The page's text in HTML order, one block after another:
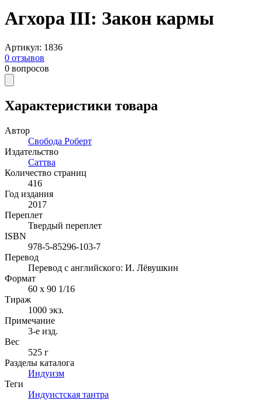
Агхора III: Закон кармы
Артикул: 1836
0 отзывов
0 вопросов
Характеристики товара
Автор
Свобода Роберт
Издательство
Саттва
Количество страниц
416
Год издания
2017
Переплет
Твердый переплет
ISBN
978-5-85296-103-7
Перевод
Перевод с английского: И. Лёвушкин
Формат
60 x 90 1/16
Тираж
1000 экз.
Примечание
3-е изд.
Вес
525 г
Разделы каталога
Индуизм
Теги
Индуистская тантра